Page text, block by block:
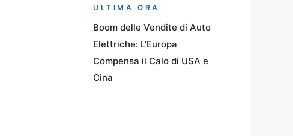
ULTIMA ORA
Boom delle Vendite di Auto
Elettriche: L’Europa
Compensa il Calo di USA e
Cina